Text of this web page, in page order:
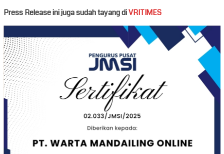
Press Release ini juga sudah tayang diVRITIMES